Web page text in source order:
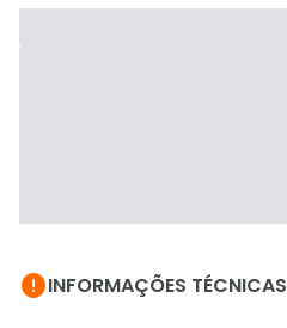
INFORMAÇÕES TÉCNICAS